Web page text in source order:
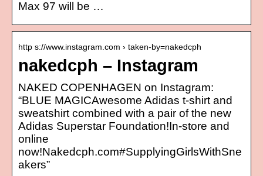
Max 97 will be …
http s://www.instagram.com › taken-by=nakedcph
nakedcph – Instagram
NAKED COPENHAGEN on Instagram:
“BLUE MAGICAwesome Adidas t-shirt and
sweatshirt combined with a pair of the new
Adidas Superstar Foundation!In-store and
online
now!Nakedcph.com#SupplyingGirlsWithSne
akers”